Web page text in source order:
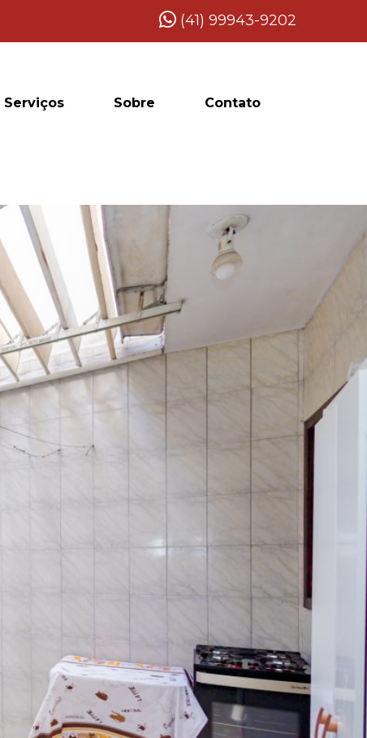
(41) 99943-9202
Serviços Sobre Contato